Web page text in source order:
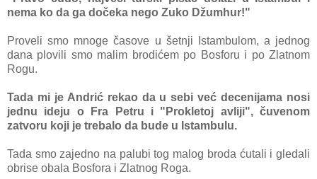
nema ko da ga dočeka nego Zuko Džumhur!"
Proveli smo mnoge časove u šetnji Istambulom, a jednog
dana plovili smo malim brodićem po Bosforu i po Zlatnom
Rogu.
Tada mi je Andrić rekao da u sebi već decenijama nosi
jednu ideju o Fra Petru i "Prokletoj avliji", čuvenom
zatvoru koji je trebalo da bude u Istambulu.
Tada smo zajedno na palubi tog malog broda ćutali i gledali
obrise obala Bosfora i Zlatnog Roga.